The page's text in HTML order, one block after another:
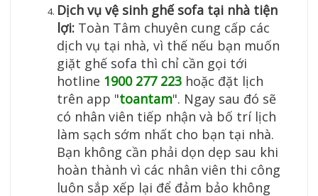
Dịch vụ vệ sinh ghế sofa tại nhà tiện
lợi: Toàn Tâm chuyên cung cấp các
dịch vụ tại nhà, vì thế nếu bạn muốn
giặt ghế sofa thì chỉ cần gọi tới
hotline 1900 277 223 hoặc đặt lịch
trên app "toantam". Ngay sau đó sẽ
có nhân viên tiếp nhận và bố trí lịch
làm sạch sớm nhất cho bạn tại nhà.
Bạn không cần phải dọn dẹp sau khi
hoàn thành vì các nhân viên thi công
luôn sắp xếp lại để đảm bảo không